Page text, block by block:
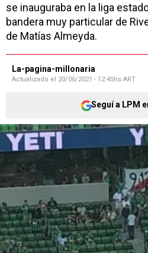
se inauguraba en la liga
bandera muy particular de
de Matías Almeyda.
La-pagina-millonaria
Actualizado el 20/06/2021 - 12:45hs ART
Seguí a LPM